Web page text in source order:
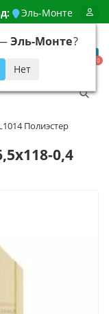
Эль-Монте
Эль-Монте?
0
Полиэстер
0,4